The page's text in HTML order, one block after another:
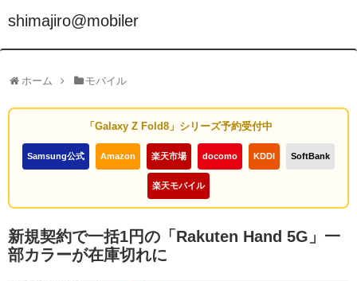
shimajiro@mobiler
ホーム モバイル
「Galaxy Z Fold8」シリーズ予約受付中
Samsung公式 Amazon 楽天市場 docomo KDDI SoftBank
楽天モバイル
新規契約で一括1円の「Rakuten Hand 5G」一
部カラーが在庫切れに